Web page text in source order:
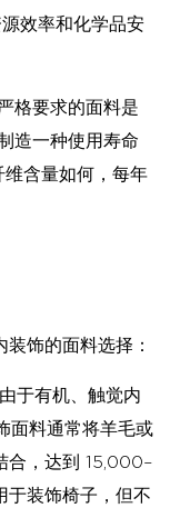
效率和化学品安
格要求的面料是
造一种使用寿命
含量如何，每年
饰的面料选择：
于有机、触觉内
面料通常将羊毛或
合，达到 15,000–
装饰椅子，但不